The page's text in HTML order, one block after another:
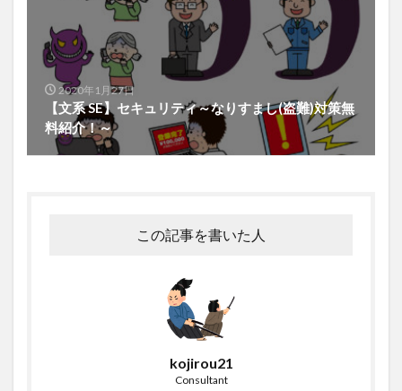
2020年1月27日
【文系 SE】セキュリティ～なりすまし(盗難)対策無
料紹介！～
この記事を書いた人
kojirou21
Consultant